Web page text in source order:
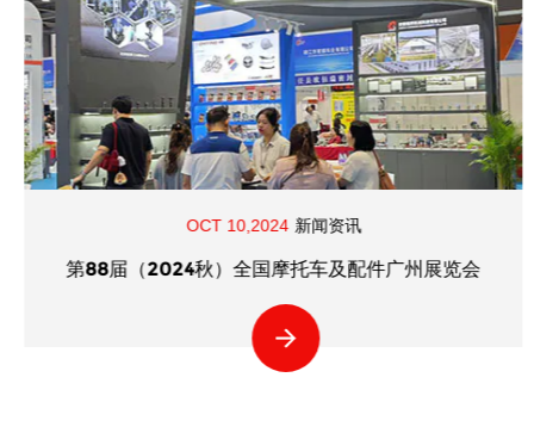
OCT 10,2024 新闻资讯
第88届（2024秋）全国摩托车及配件广州展览会